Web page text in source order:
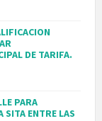
DE TARIFA.
PARA
SITA ENTRE LAS